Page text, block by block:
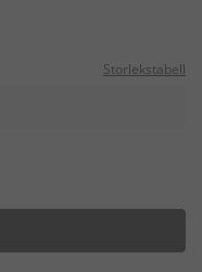
Storlekstabell